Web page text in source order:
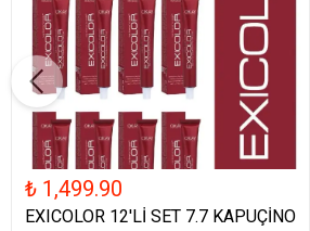
₺ 1,499.90
EXICOLOR 12'Lİ SET 7.7 KAPUÇİNO